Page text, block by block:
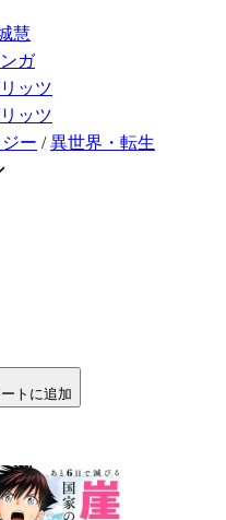
慧
ガ
ッツ
ッツ
ー /異世界・転生
トに追加